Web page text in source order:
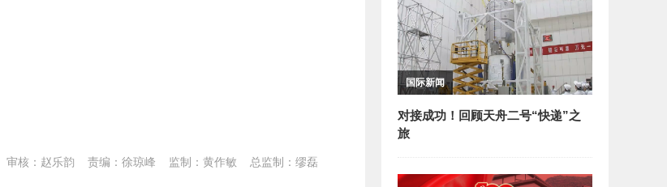
审核：赵乐韵 责编：徐琼峰 监制：黄作敏 总监制：缪磊
国际新闻
对接成功！回顾天舟二号“快递”之
旅